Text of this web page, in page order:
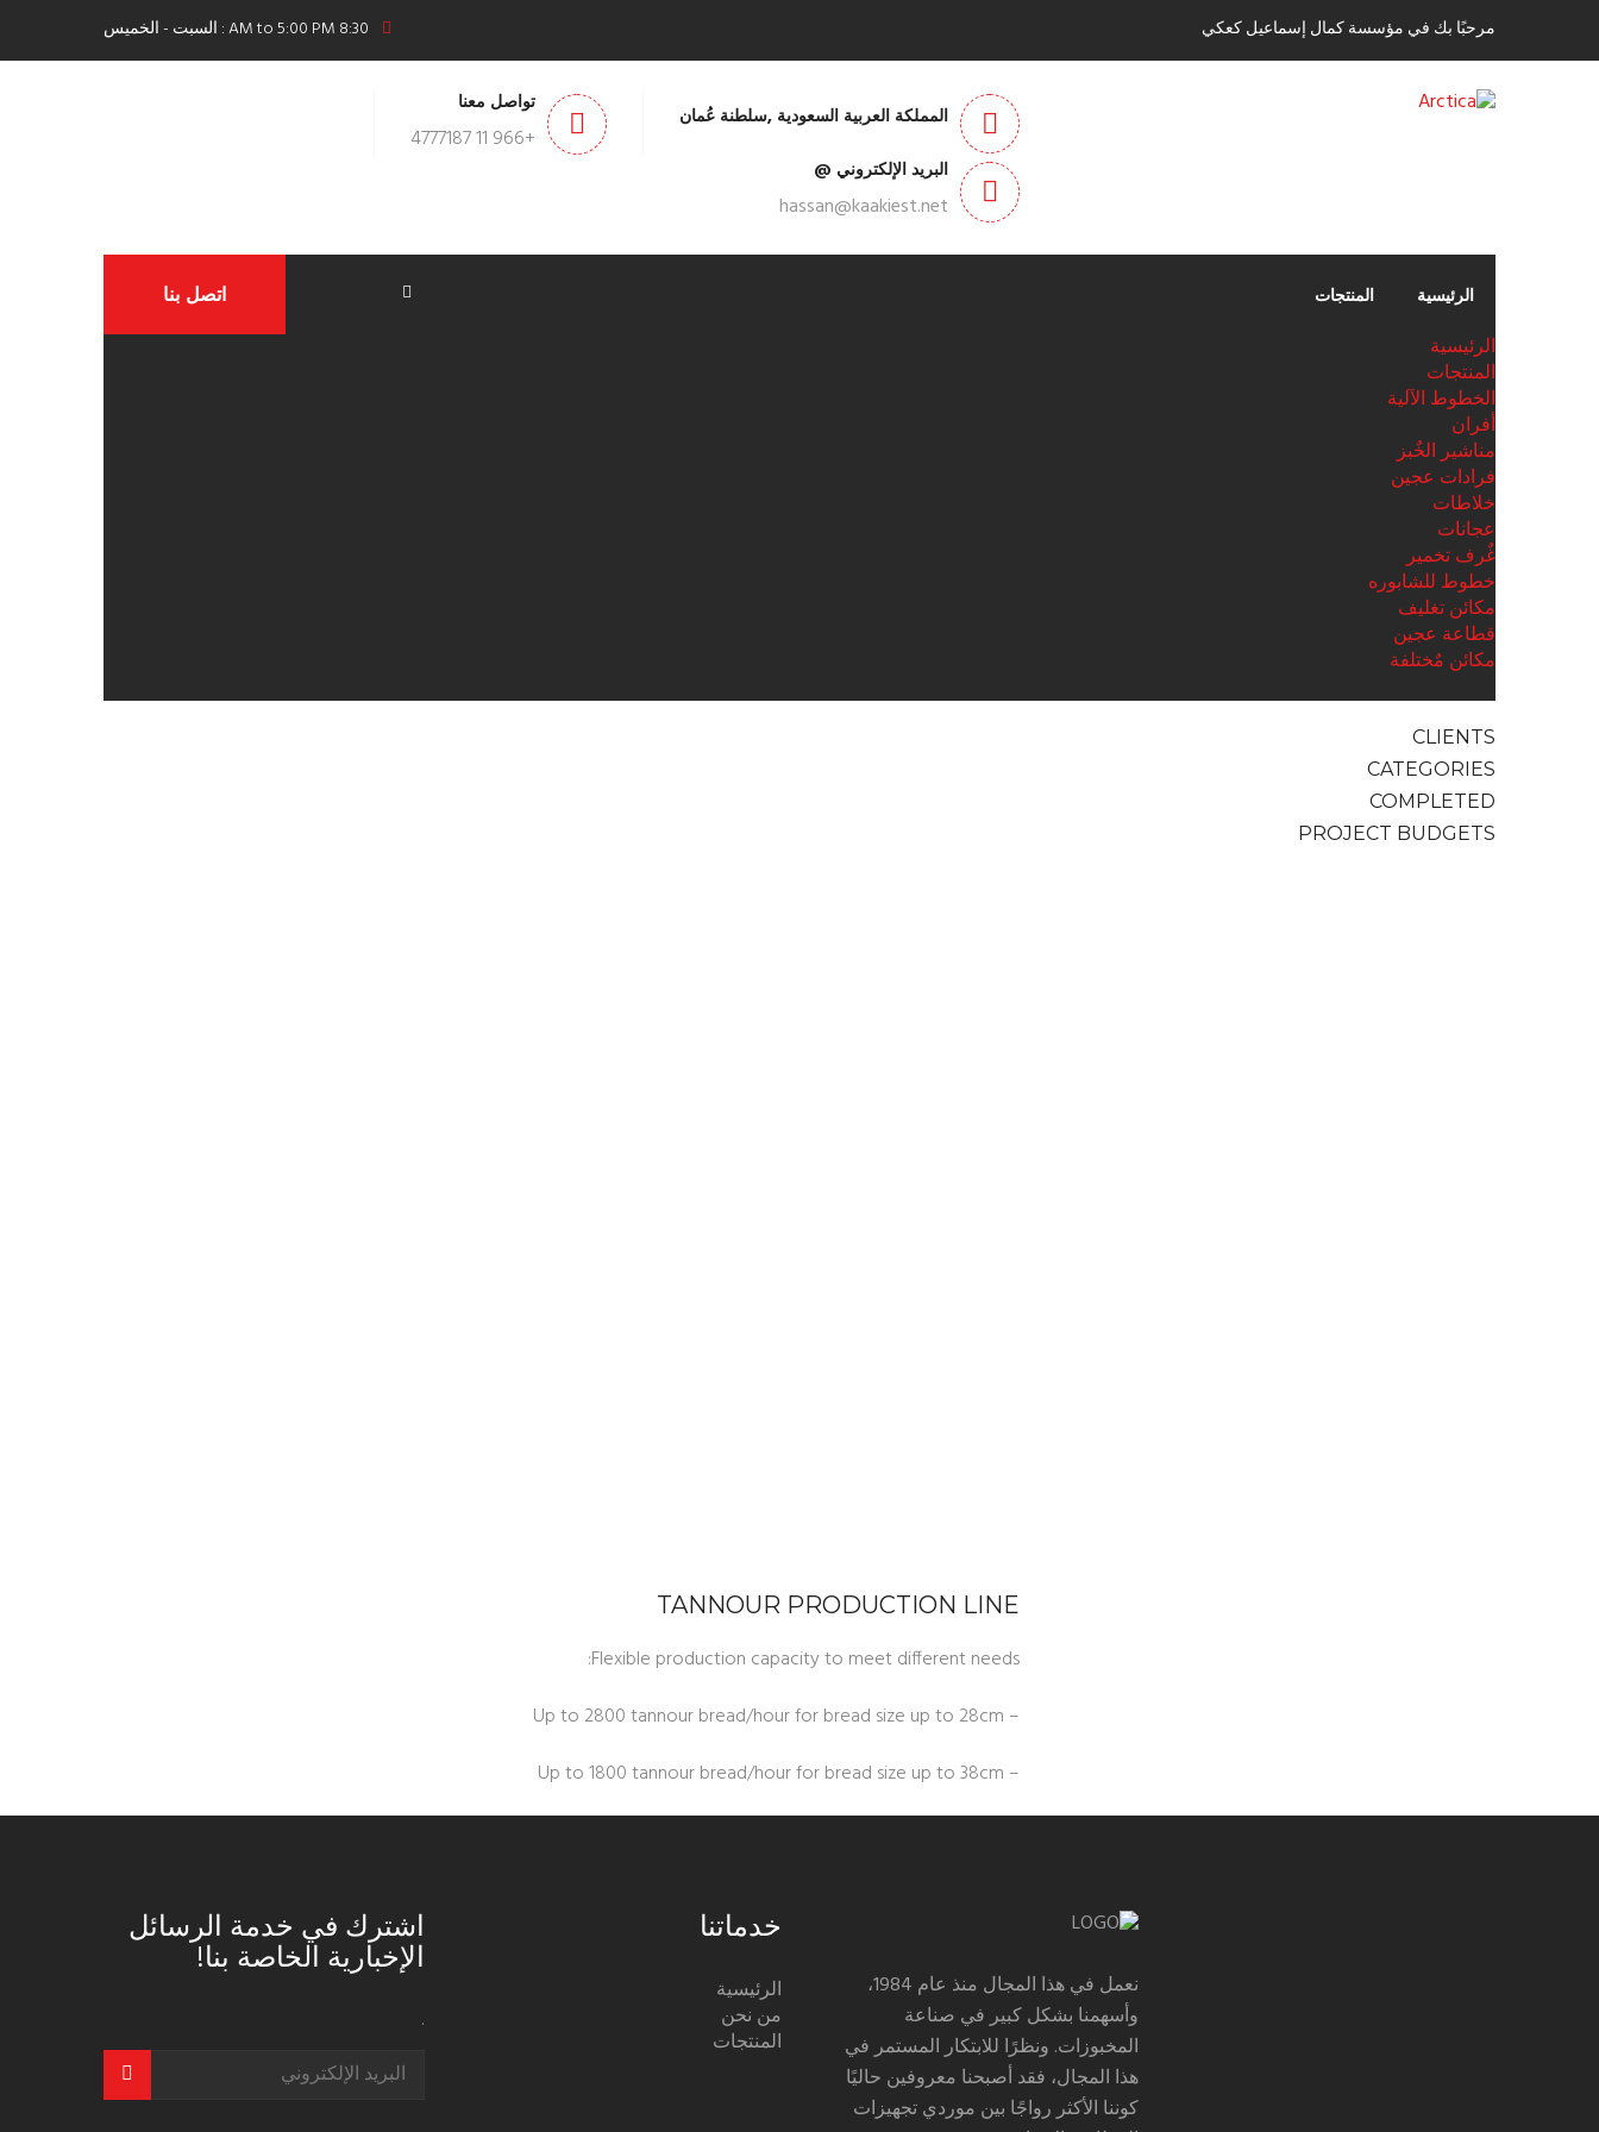
مرحبًا بك في مؤسسة كمال إسماعيل كعكي
المملكة العربية السعودية ,سلطنة عُمان
تواصل معنا
+966 11 4777187
البريد الإلكتروني @
hassan@kaakiest.net
الرئيسية المنتجات
الرئيسية
المنتجات
الخطوط الآلية
أفران
مناشير الخٌبز
فرادات عجين
خلاطات
عجانات
غٌرف تخمير
خطوط للشابوره
مكائن تغليف
قطاعة عجين
مكائن مٌختلفة
اتصل بنا
TANNOUR PRODUCTION LINE
Flexible production capacity to meet different needs:
– Up to 2800 tannour bread/hour for bread size up to 28cm
– Up to 1800 tannour bread/hour for bread size up to 38cm
CLIENTS
CATEGORIES
COMPLETED
PROJECT BUDGETS
اشترك في خدمة الرسائل
الإخبارية الخاصة بنا!
.
خدماتنا
الرئيسية
من نحن
المنتجات
نعمل في هذا المجال منذ عام 1984،
وأسهمنا بشكل كبير في صناعة
المخبوزات. ونظرًا للابتكار المستمر في
هذا المجال، فقد أصبحنا معروفين حاليًا
كوننا الأكثر رواجًا بين موردي تجهيزات